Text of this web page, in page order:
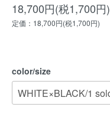
18,700円(税1,700円)
定価：18,700円(税1,700円)
color/size